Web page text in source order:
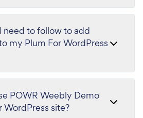
need to follow to add
my Plum For WordPress
POWR Weebly Demo
WordPress site?